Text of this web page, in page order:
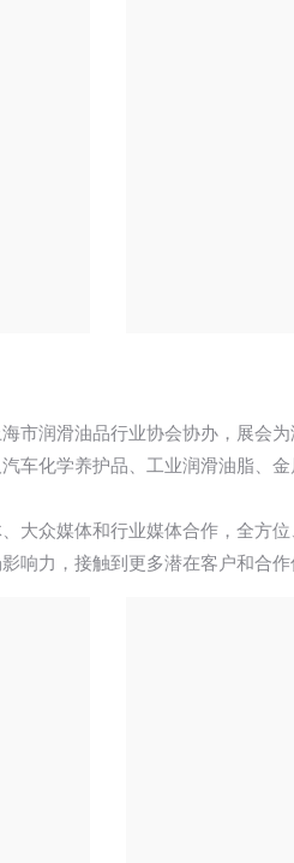
市润滑油品行业协会协办，展会
车化学养护品、工业润滑油脂、
大众媒体和行业媒体合作，全方
响力，接触到更多潜在客户和合作